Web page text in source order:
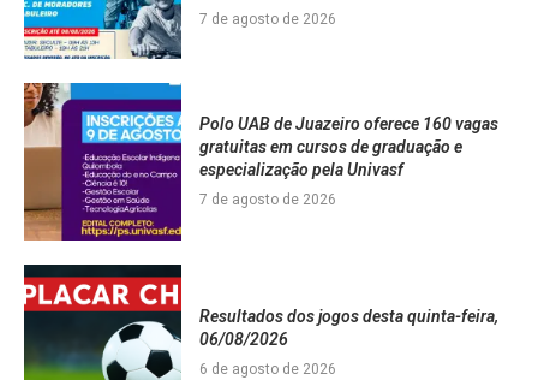
7 de agosto de 2026
Polo UAB de Juazeiro oferece 160 vagas
gratuitas em cursos de graduação e
especialização pela Univasf
7 de agosto de 2026
Resultados dos jogos desta quinta-feira,
06/08/2026
6 de agosto de 2026